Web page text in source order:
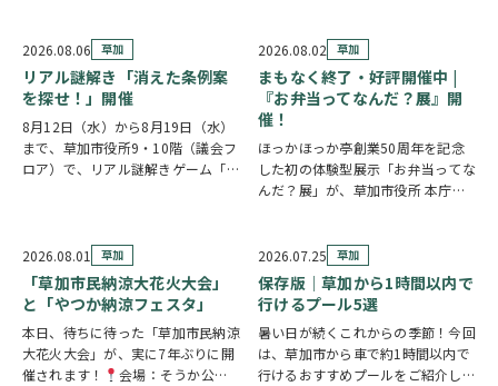
2026.08.06 草加
リアル謎解き「消えた条例案
を探せ！」開催
8月12日（水）から8月19日（水）
まで、草加市役所9・10階（議会フ
ロア）で、リアル謎解きゲーム「消
謎を解きながら、行方不明となった
「ある条例…
2026.08.02 草加
まもなく終了・好評開催中 |
『お弁当ってなんだ？展』開
催！
ほっかほっか亭創業50周年を記念
した初の体験型展示「お弁当ってな
んだ？展」が、草加市役所 本庁舎1
見て・触れて・参加しながらお弁当
の魅力を楽しめるイベントです。お
子さまから大人…
2026.08.01 草加
「草加市民納涼大花火大会」
と「やつか納涼フェスタ」
本日、待ちに待った「草加市民納涼
大花火大会」が、実に7年ぶりに開
催されます！
会場：そうか公園
2026.07.25 草加
保存版｜草加から1時間以内で
行けるプール5選
暑い日が続くこれからの季節！今回
は、草加市から車で約1時間以内で
行けるおすすめプールをご紹介しま